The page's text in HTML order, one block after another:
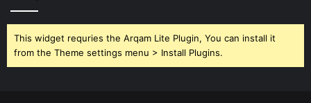
This widget requries the Arqam Lite Plugin, You can install it
from the Theme settings menu > Install Plugins.